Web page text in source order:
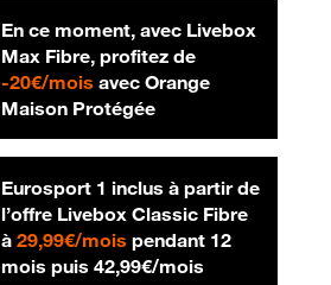
En ce moment, avec Livebox
Max Fibre, profitez de
-20€/mois20 € par mois
avec Orange
Maison Protégée
Eurosport 1 inclus à partir de
l’offre Livebox Classic Fibre
à 29,99€/mois29,99 € par mois
pendant 12
mois puis 42,99€/mois42,99 € par